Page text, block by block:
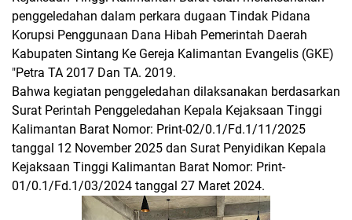
penggeledahan dalam perkara dugaan Tindak Pidana
Korupsi Penggunaan Dana Hibah Pemerintah Daerah
Kabupaten Sintang Ke Gereja Kalimantan Evangelis (GKE)
"Petra TA 2017 Dan TA. 2019.
Bahwa kegiatan penggeledahan dilaksanakan berdasarkan
Surat Perintah Penggeledahan Kepala Kejaksaan Tinggi
Kalimantan Barat Nomor: Print-02/0.1/Fd.1/11/2025
tanggal 12 November 2025 dan Surat Penyidikan Kepala
Kejaksaan Tinggi Kalimantan Barat Nomor: Print-
01/0.1/Fd.1/03/2024 tanggal 27 Maret 2024.